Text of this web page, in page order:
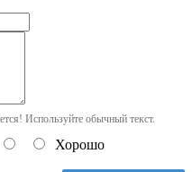
Используйте обычный текст.
Хорошо